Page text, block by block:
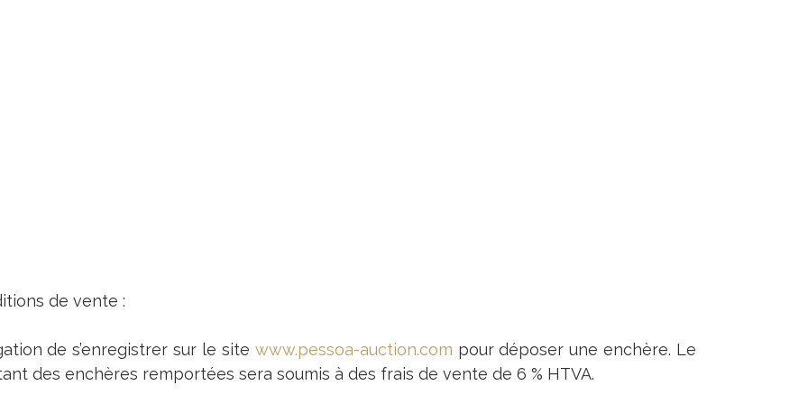
de vente :
de s’enregistrer sur le site www.pessoa-auction.com pour déposer une enchère. Le
des enchères remportées sera soumis à des frais de vente de 6 % HTVA.